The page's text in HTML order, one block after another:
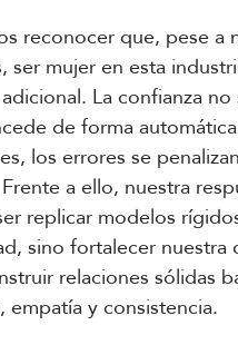
reconocer que, pese a
ser mujer en esta
La confianza
de forma
los errores se
a ello, nuestra
replicar modelos
sino fortalecer nuestra
relaciones sólidas
empatía y consistencia.